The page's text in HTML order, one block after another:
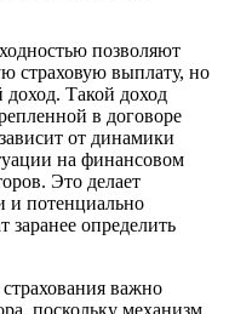
позволяют
страховую выплату, но
Такой доход
в договоре
от динамики
на финансовом
Это делает
и потенциально
заранее определить
важно